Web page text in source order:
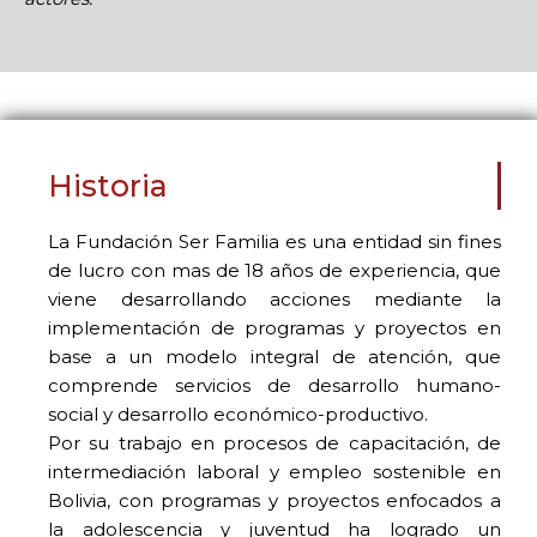
Historia
La Fundación Ser Familia es una entidad sin fines
de lucro con mas de 18 años de experiencia, que
viene desarrollando acciones mediante la
implementación de programas y proyectos en
base a un modelo integral de atención, que
comprende servicios de desarrollo humano-
social y desarrollo económico-productivo.
Por su trabajo en procesos de capacitación, de
intermediación laboral y empleo sostenible en
Bolivia, con programas y proyectos enfocados a
la adolescencia y juventud ha logrado un